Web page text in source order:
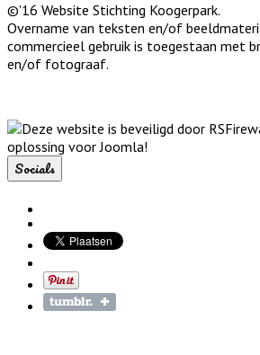
©'16 Website Stichting Koogerpark.
Overname van teksten en/of
commercieel gebruik is toegestaan met
en/of fotograaf.
Socials